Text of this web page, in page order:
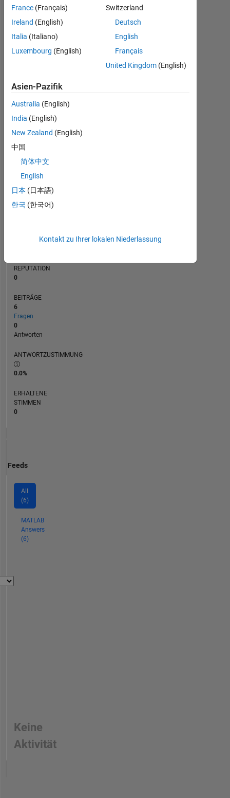
Dashboard
Statistik
MATLAB Answers
BEITRÄGE L
0
1
2
REPUTATION
0
BEITRÄGE
6
Fragen
0
Antworten
ANTWORTZUSTIMMUNG
0.0%
ERHALTENE
STIMMEN
0
Feeds
All
(6)
MATLAB
Answers
(6)
Keine
Aktivität
France (Français)
Ireland (English)
Italia (Italiano)
Luxembourg (English)
Switzerland
Deutsch
English
Français
United Kingdom (English)
Asien-Pazifik
Australia (English)
India (English)
New Zealand (English)
中国
简体中文
English
日本 (日本語)
한국 (한국어)
Kontakt zu Ihrer lokalen Niederlassung